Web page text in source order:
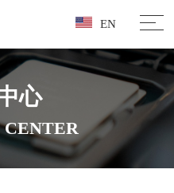
心
CENTER
EN